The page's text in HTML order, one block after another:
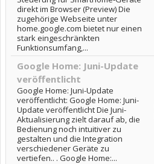
direkt im Browser (Preview) Die
zugehörige Webseite unter
home.google.com bietet nur einen
stark eingeschränkten
Funktionsumfang,...
Google Home: Juni-Update
veröffentlicht
Google Home: Juni-Update
veröffentlicht: Google Home: Juni-
Update veröffentlicht Die Juni-
Aktualisierung zielt darauf ab, die
Bedienung noch intuitiver zu
gestalten und die Integration
verschiedener Geräte zu
vertiefen.. . Google Home:...